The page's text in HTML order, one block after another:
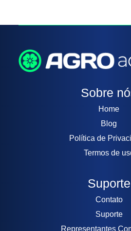
Sobre
Home
Blog
Política de
Termos de
Suporte
Contato
Suporte
Representantes